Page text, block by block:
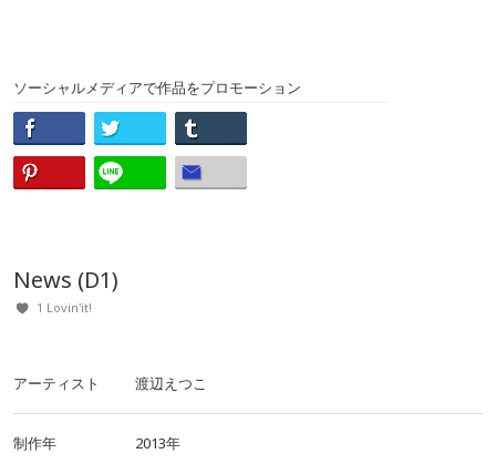
ソーシャルメディアで作品をプロモーション
News (D1)
1 Lovin'it!
アーティスト 渡辺えつこ
制作年 2013年